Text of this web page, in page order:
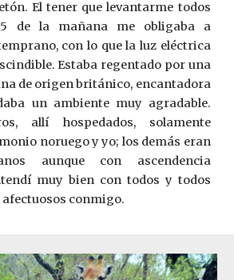
El tener que levantarme todos
de la mañana me obligaba a
con lo que la luz eléctrica
Estaba regentado por una
de origen británico, encantadora
un ambiente muy agradable.
allí hospedados, solamente
noruego y yo; los demás eran
aunque con ascendencia
muy bien con todos y todos
conmigo.